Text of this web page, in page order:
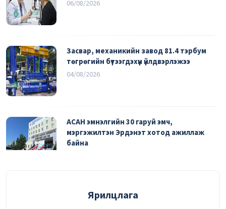
06/08/2026
Засвар, механикийн завод 81.4 тэрбум
төгрөгийн бүтээгдэхүүн үйлдвэрлэжээ
04/08/2026
АСАН эмнэлгийн 30 гаруй эмч,
мэргэжилтэн Эрдэнэт хотод ажиллаж
байна
УДИРДАХ АЖИЛТНЫ ШУУРХАЙ
ЗӨВЛӨГӨӨНИЙ ТОЙМ
Ярилцлага